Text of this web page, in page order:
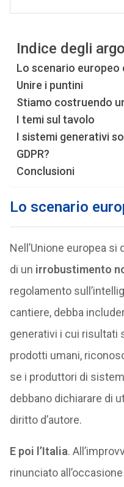
Indice degli
Lo scenario europeo
Unire i puntini
Stiamo costruendo
I temi sul tavolo
I sistemi generativi
GDPR?
Conclusioni
Lo scenario
Nell’Unione europea
di un irrobustimento
regolamento
cantiere, debba
generativi i cui risultati
prodotti umani,
se i produttori di
debbano dichiarare di
diritto d’autore.
E poi l’Italia.
rinunciato